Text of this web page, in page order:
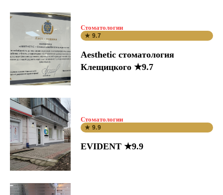
Стоматологии
★ 9.7
Aesthetic стоматология
Клещицкого ★9.7
Стоматологии
★ 9.9
EVIDENT ★9.9